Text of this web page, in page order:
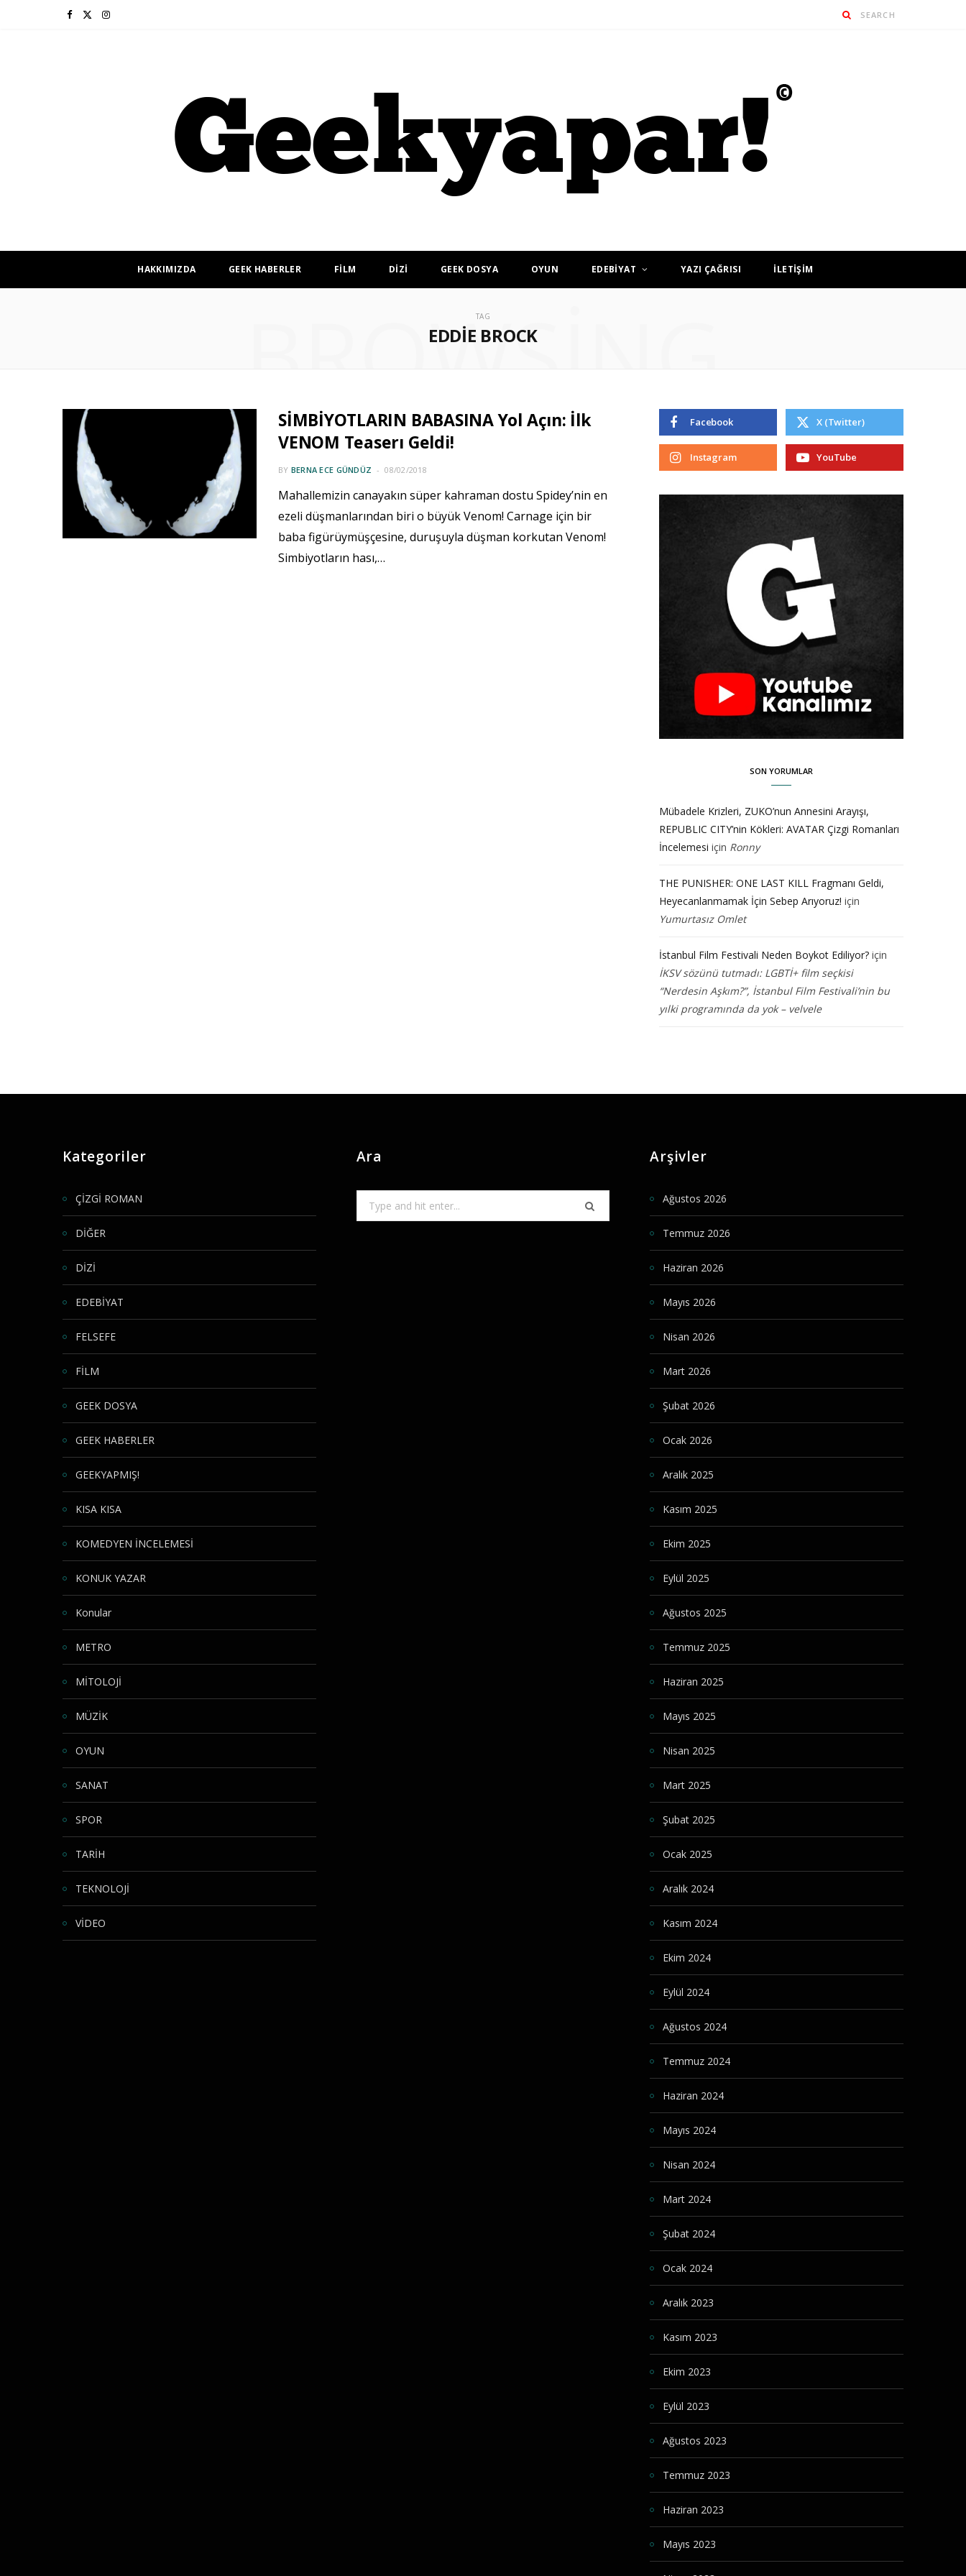
F I
HAKKIMIZDA GEEK HABERLER FİLM DİZİ GEEK DOSYA OYUN EDEBİYAT YAZI ÇAĞRISI İLETİŞİM
TAG
EDDIE BROCK
BROWSING
SİMBİYOTLARIN BABASINA Yol Açın: İlk
VENOM Teaserı Geldi!
BY BERNA ECE GÜNDÜZ 08/02/2018
Mahallemizin canayakın süper kahraman dostu Spidey’nin en
ezeli düşmanlarından biri o büyük Venom! Carnage için bir
baba figürüymüşçesine, duruşuyla düşman korkutan Venom!
Simbiyotların hası,…
Facebook X (Twitter)
Instagram YouTube
SON YORUMLAR
Mübadele Krizleri, ZUKO’nun Annesini Arayışı,
REPUBLIC CITY’nin Kökleri: AVATAR Çizgi Romanları
İncelemesi için Ronny
THE PUNISHER: ONE LAST KILL Fragmanı Geldi,
Heyecanlanmamak İçin Sebep Arıyoruz! için
Yumurtasız Omlet
İstanbul Film Festivali Neden Boykot Ediliyor? için
İKSV sözünü tutmadı: LGBTİ+ film seçkisi
“Nerdesin Aşkım?”, İstanbul Film Festivali’nin bu
yılki programında da yok – velvele
Kategoriler
ÇİZGİ ROMAN
DİĞER
DİZİ
EDEBİYAT
FELSEFE
FİLM
GEEK DOSYA
GEEK HABERLER
GEEKYAPMIŞ!
KISA KISA
KOMEDYEN İNCELEMESİ
KONUK YAZAR
Konular
METRO
MİTOLOJİ
MÜZİK
OYUN
SANAT
SPOR
TARİH
TEKNOLOJİ
VİDEO
Ara
for:
Arşivler
Ağustos 2026
Temmuz 2026
Haziran 2026
Mayıs 2026
Nisan 2026
Mart 2026
Şubat 2026
Ocak 2026
Aralık 2025
Kasım 2025
Ekim 2025
Eylül 2025
Ağustos 2025
Temmuz 2025
Haziran 2025
Mayıs 2025
Nisan 2025
Mart 2025
Şubat 2025
Ocak 2025
Aralık 2024
Kasım 2024
Ekim 2024
Eylül 2024
Ağustos 2024
Temmuz 2024
Haziran 2024
Mayıs 2024
Nisan 2024
Mart 2024
Şubat 2024
Ocak 2024
Aralık 2023
Kasım 2023
Ekim 2023
Eylül 2023
Ağustos 2023
Temmuz 2023
Haziran 2023
Mayıs 2023